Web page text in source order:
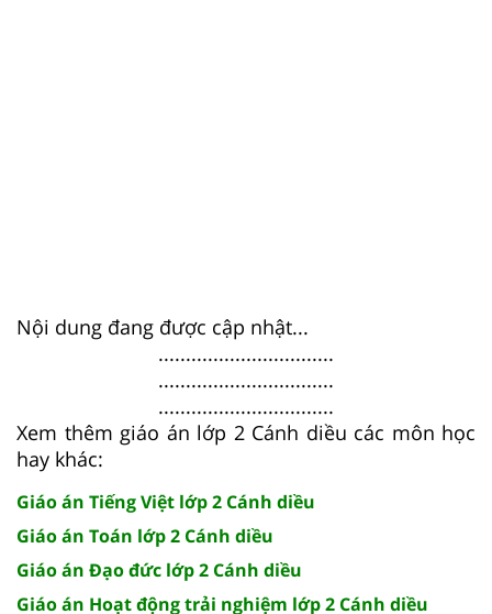
Nội dung đang được cập nhật...
................................
................................
................................
Xem thêm giáo án lớp 2 Cánh diều các môn học
hay khác:
Giáo án Tiếng Việt lớp 2 Cánh diều
Giáo án Toán lớp 2 Cánh diều
Giáo án Đạo đức lớp 2 Cánh diều
Giáo án Hoạt động trải nghiệm lớp 2 Cánh diều